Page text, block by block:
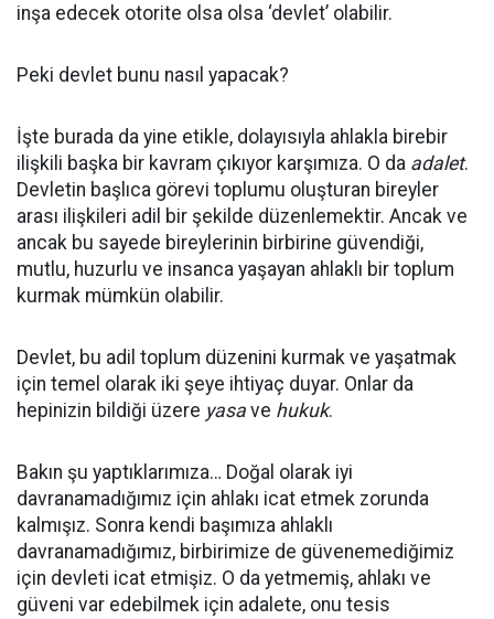
inşa edecek otorite olsa olsa ‘devlet’ olabilir.
Peki devlet bunu nasıl yapacak?
İşte burada da yine etikle, dolayısıyla ahlakla birebir
ilişkili başka bir kavram çıkıyor karşımıza. O da adalet.
Devletin başlıca görevi toplumu oluşturan bireyler
arası ilişkileri adil bir şekilde düzenlemektir. Ancak ve
ancak bu sayede bireylerinin birbirine güvendiği,
mutlu, huzurlu ve insanca yaşayan ahlaklı bir toplum
kurmak mümkün olabilir.
Devlet, bu adil toplum düzenini kurmak ve yaşatmak
için temel olarak iki şeye ihtiyaç duyar. Onlar da
hepinizin bildiği üzere yasa ve hukuk.
Bakın şu yaptıklarımıza… Doğal olarak iyi
davranamadığımız için ahlakı icat etmek zorunda
kalmışız. Sonra kendi başımıza ahlaklı
davranamadığımız, birbirimize de güvenemediğimiz
için devleti icat etmişiz. O da yetmemiş, ahlakı ve
güveni var edebilmek için adalete, onu tesis